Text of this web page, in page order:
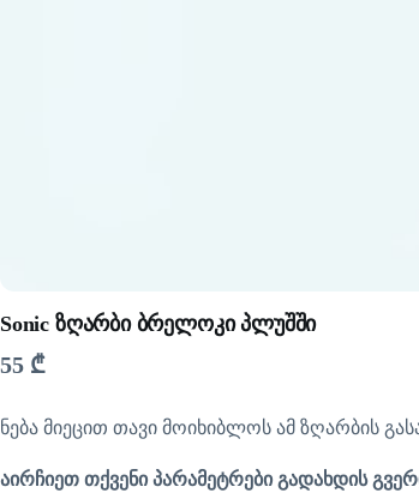
Sonic ზღარბი ბრელოკი პლუშში
55 ₾
ნება მიეცით თავი მოიხიბლოს ამ ზღარბის
აირჩიეთ თქვენი პარამეტრები გადახდის